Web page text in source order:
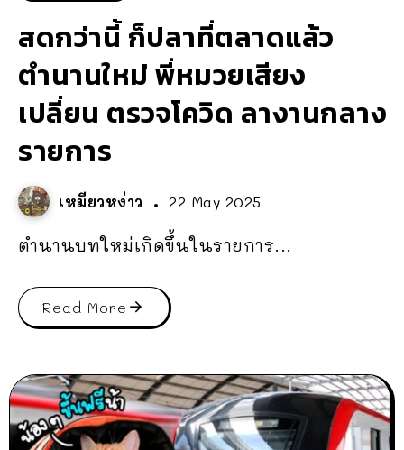
สดกว่านี้ ก็ปลาที่ตลาดแล้ว
ตำนานใหม่ พี่หมวยเสียง
เปลี่ยน ตรวจโควิด ลางานกลาง
รายการ
เหมียวหง่าว 22 May 2025
ตำนานบทใหม่เกิดขึ้นในรายการ...
Read More